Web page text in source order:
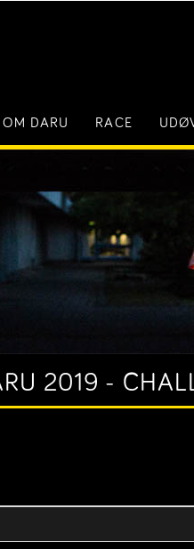
OM DARU RACE
2019 -